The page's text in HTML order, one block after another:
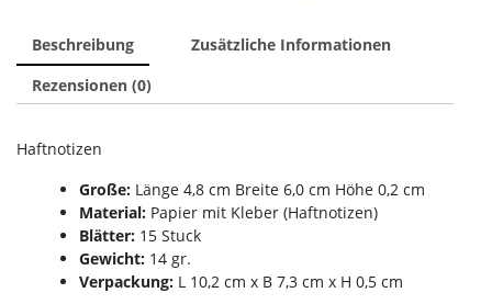
Beschreibung
Zusätzliche Informationen
Rezensionen (0)
Haftnotizen
Große: Länge 4,8 cm Breite 6,0 cm Höhe 0,2 cm
Material: Papier mit Kleber (Haftnotizen)
Blätter: 15 Stuck
Gewicht: 14 gr.
Verpackung: L 10,2 cm x B 7,3 cm x H 0,5 cm